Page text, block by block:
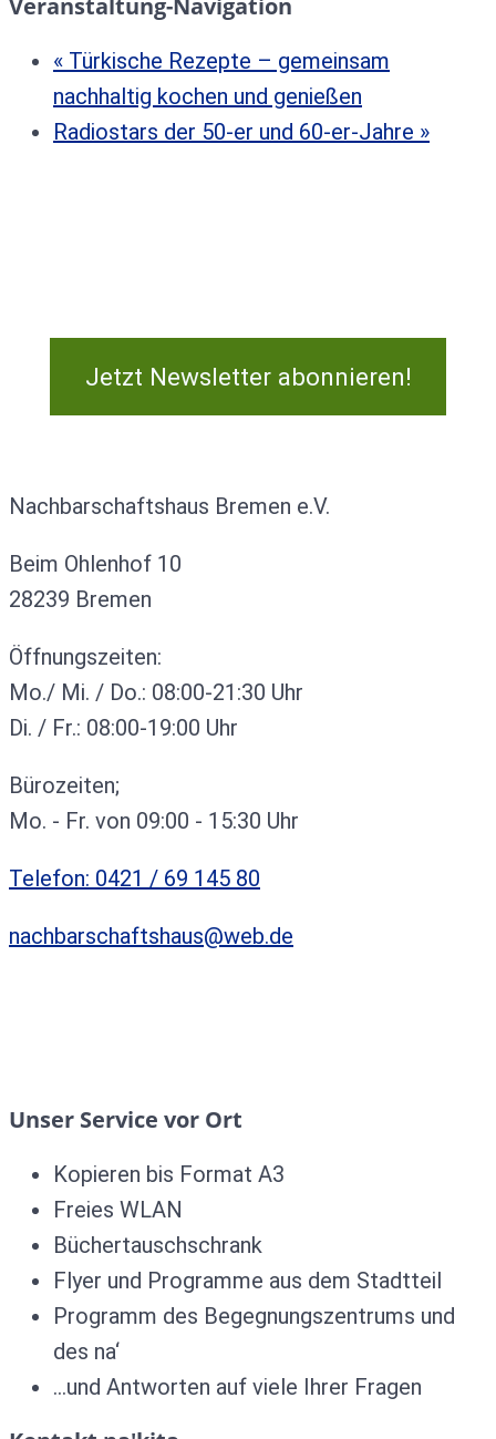
Veranstaltung-Navigation
« Türkische Rezepte – gemeinsam
nachhaltig kochen und genießen
Radiostars der 50-er und 60-er-Jahre »
Jetzt Newsletter abonnieren!
Nachbarschaftshaus Bremen e.V.
Beim Ohlenhof 10
28239 Bremen
Öffnungszeiten:
Mo./ Mi. / Do.: 08:00-21:30 Uhr
Di. / Fr.: 08:00-19:00 Uhr
Bürozeiten;
Mo. - Fr. von 09:00 - 15:30 Uhr
Telefon: 0421 / 69 145 80
nachbarschaftshaus@web.de
Unser Service vor Ort
Kopieren bis Format A3
Freies WLAN
Büchertauschschrank
Flyer und Programme aus dem Stadtteil
Programm des Begegnungszentrums und
des na‘
…und Antworten auf viele Ihrer Fragen